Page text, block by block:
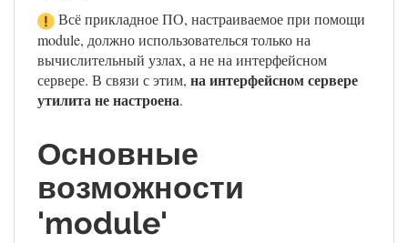
Всё прикладное ПО, настраиваемое при помощи
module, должно использователься только на
вычислительный узлах, а не на интерфейсном
сервере. В связи с этим, на интерфейсном сервере
утилита не настроена.
Основные
возможности
'module'